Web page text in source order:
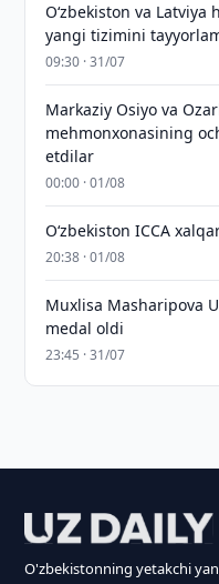
Oʻzbekiston va
yangi tizimini
09:30 · 31/07
Markaziy Osiyo va
mehmonxonasining
etdilar
00:00 · 01/08
O‘zbekiston ICCA
20:38 · 01/08
Muxlisa Masharipova
medal oldi
23:45 · 31/07
O'zbekistonning yetakchi